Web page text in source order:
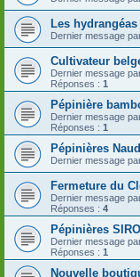
Les hydrangéas
Dernier message
Cultivateur
Dernier message
Réponses : 1
Pépinière
Dernier message
Réponses : 1
Pépinières
Dernier message
Fermeture du
Dernier message
Réponses : 4
Pépinières
Dernier message
Réponses : 1
Nouvelle